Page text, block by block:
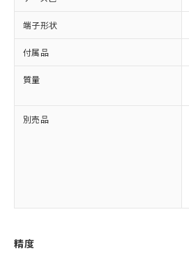
端子形状
付属品
質量
別売品
精度
オムロン制御機器販
販売ネットワー
在庫状況および標準
事前の承諾なく第三
示しないようお願いし
マイパーツ機能（部
ビス）をご利用いた
メンバーズにご登録さ
お客様が当ウェブサイ
登録された部品リスト
および当社の共同利
品・サービスに関する
引・商談に必要な範囲
フタル酸エステル類の４物質につい
図的な使用がないことを確認していま
部品在庫の切り替え状況な
月が前後することがありま
※3 非含有証明書ダウン
下記の非含有証明書をダウ
とができます。
※2 環境保護使用期限
「ｅ」：有害物質（10物質
準値以下であることを示し
「10」：通常の使用状況下
質が外部に漏えいし、環境
及ぼさない年数を意味しま
「－」：未確認です。当社
ル、化学兵器、生物兵
武器並びにこれらの製
当社は、貴社製品を
場合は、上記1、2お
該第三者に通知します
販売先および販売に
法に輸出するおそれ
り引きをいたしません
合意する
在庫なし(最新の在
いては、お客様
たはお客様担当
機器販売店・当
受注生産機種、